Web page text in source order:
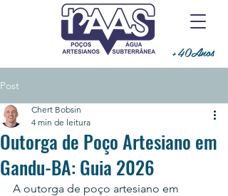
+40Anos
Post
Outorga de Poço Artesiano em
Gandu-BA: Guia 2026
Chert Bobsin
4 min de leitura
A outorga de poço artesiano em